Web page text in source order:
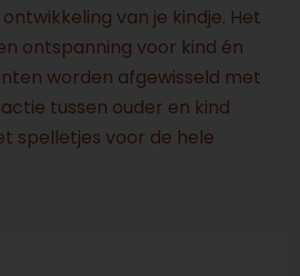
van je kindje. Het
ontspanning voor kind én
worden afgewisseld met
tussen ouder en kind
spelletjes voor de hele